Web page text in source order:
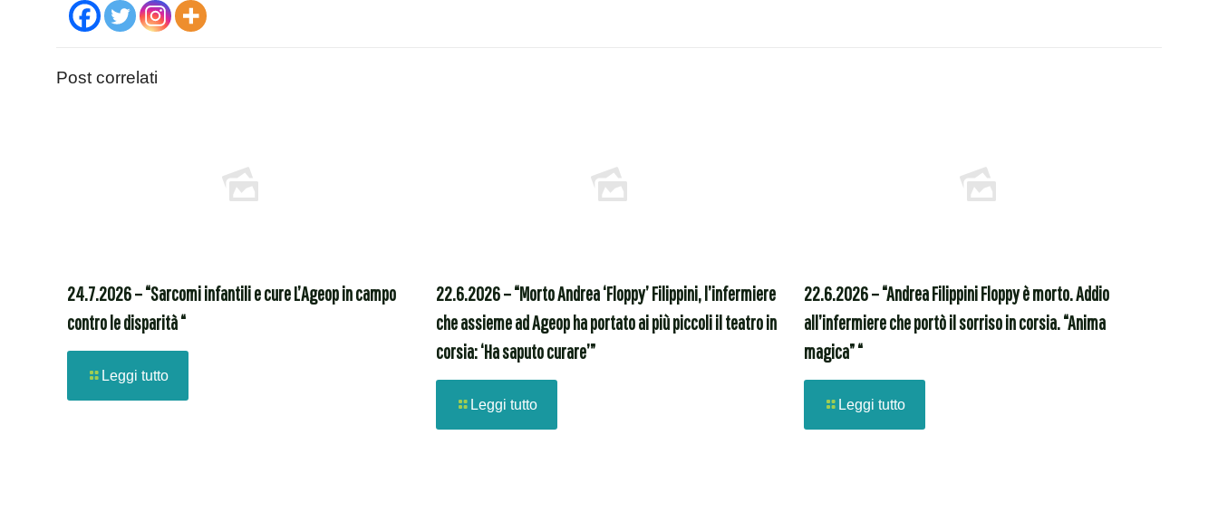
Post correlati
24.7.2026 – “Sarcomi infantili e cure L’Ageop in campo
contro le disparità “
Leggi tutto
22.6.2026 – “Morto Andrea ‘Floppy’ Filippini, l’infermiere
che assieme ad Ageop ha portato ai più piccoli il teatro in
corsia: ‘Ha saputo curare’”
Leggi tutto
22.6.2026 – “Andrea Filippini Floppy è morto. Addio
all’infermiere che portò il sorriso in corsia. “Anima
magica” “
Leggi tutto